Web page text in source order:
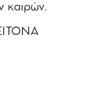
καιρών.